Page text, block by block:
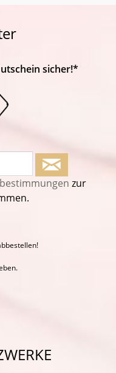
sicher!*
zur